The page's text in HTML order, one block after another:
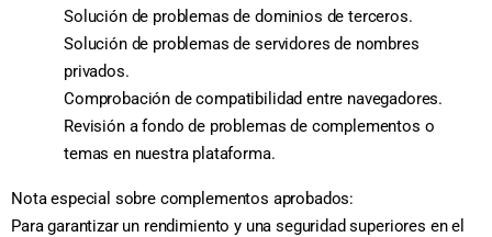
Solución de problemas de dominios de terceros.
Solución de problemas de servidores de nombres
privados.
Comprobación de compatibilidad entre navegadores.
Revisión a fondo de problemas de complementos o
temas en nuestra plataforma.
Nota especial sobre complementos aprobados:
Para garantizar un rendimiento y una seguridad superiores en el